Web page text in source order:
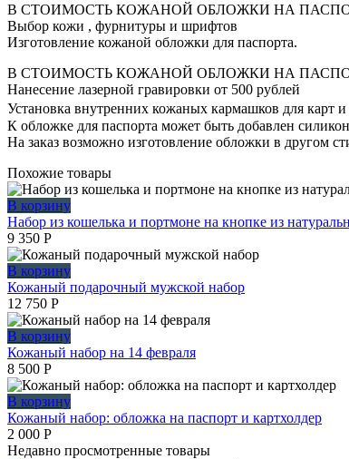
В СТОИМОСТЬ КОЖАНОЙ ОБЛОЖКИ НА
Выбор кожи , фурнитуры и шрифтов
Изготовление кожаной обложки для паспорта.
В СТОИМОСТЬ КОЖАНОЙ ОБЛОЖКИ НА
Нанесение лазерной гравировки от 500 рублей
Установка внутренних кожаных кармашков для карт
К обложке для паспорта может быть добавлен
На заказ возможно изготовление обложки в другом
Похожие товары
В корзину
Набор из кошелька и портмоне на кнопке из
9 350 Р
В корзину
Кожаный подарочный мужской набор
12 750 Р
В корзину
Кожаный набор на 14 февраля
8 500 Р
В корзину
Кожаный набор: обложка на паспорт и картхолдер
2 000 Р
Недавно просмотренные товары